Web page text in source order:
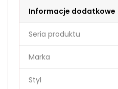
Informacje dodatkowe
Seria produktu
Marka
Styl